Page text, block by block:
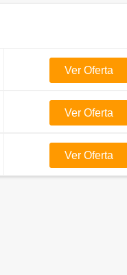
Ver Oferta
Ver Oferta
Ver Oferta